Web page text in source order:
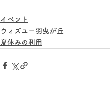
イベント
ウィズユー羽曳が丘
夏休みの利用